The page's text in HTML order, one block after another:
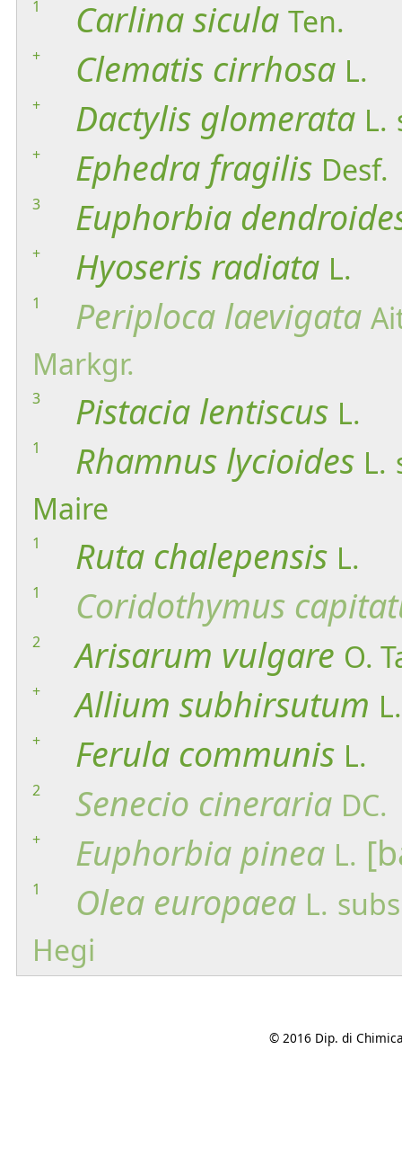
1 Carlinasicula Ten.
+ Clematis cirrhosa L.
+ Dactylis glomerata L.
+ Ephedra fragilis Desf.
3 Euphorbia
+ Hyoseris radiata L.
1 Periploca laevigata
Markgr.
3 Pistacia lentiscus L.
1 Rhamnus lycioides L.
Maire
1 Ruta chalepensis L.
1 Coridothymus
2 Arisarum vulgare O.
+ Allium subhirsutum L.
+ Ferula communis L.
2 Senecio cineraria DC.
+ Euphorbia pinea L.
1 Olea europaea L.
Hegi
© 2016 Dip. di